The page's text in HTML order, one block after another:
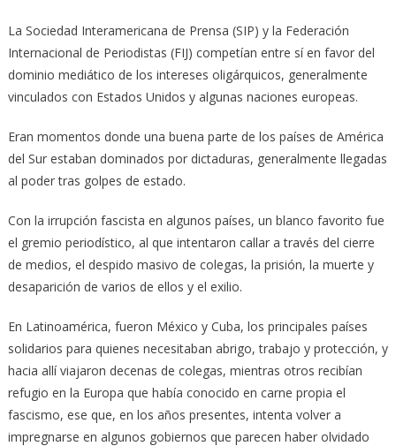
La Sociedad Interamericana de Prensa (SIP) y la Federación
Internacional de Periodistas (FIJ) competían entre sí en favor del
dominio mediático de los intereses oligárquicos, generalmente
vinculados con Estados Unidos y algunas naciones europeas.
Eran momentos donde una buena parte de los países de América
del Sur estaban dominados por dictaduras, generalmente llegadas
al poder tras golpes de estado.
Con la irrupción fascista en algunos países, un blanco favorito fue
el gremio periodístico, al que intentaron callar a través del cierre
de medios, el despido masivo de colegas, la prisión, la muerte y
desaparición de varios de ellos y el exilio.
En Latinoamérica, fueron México y Cuba, los principales países
solidarios para quienes necesitaban abrigo, trabajo y protección, y
hacia allí viajaron decenas de colegas, mientras otros recibían
refugio en la Europa que había conocido en carne propia el
fascismo, ese que, en los años presentes, intenta volver a
impregnarse en algunos gobiernos que parecen haber olvidado